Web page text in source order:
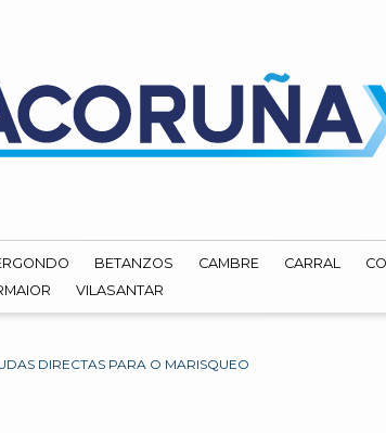
BETANZOS CAMBRE CARRAL
VILASANTAR
DIRECTAS PARA O MARISQUEO